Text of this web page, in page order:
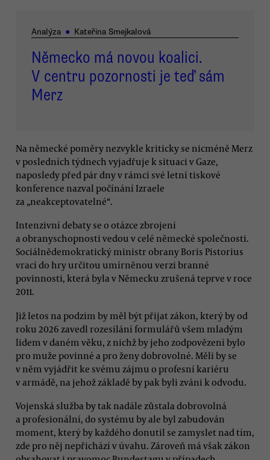
Analýza ● Kateřina Smejkalová
Německo má novou koalici.
V centru pozornosti je teď sám
Merz
Na německé poměry nezvykle kriticky se nicméně Merz
v posledních týdnech vyjadřuje k situaci v Gaze,
naposledy před pár dny v rámci své letní tiskové
konference nazval počínání Izraele
za „neakceptovatelné“.
Intenzivní debaty se o otázce zbrojení
a obranyschopnosti vedou v celé německé společnosti.
Sociálnědemokratický ministr obrany Boris Pistorius
vrací do hry určitou umírněnou verzi branné
povinnosti, která byla v Německu zrušená teprve v roce
2011.
Již letos na podzim by měl být přijat zákon, který by od
roku 2026 zavedl rozesílání formulářů všem mladým
lidem v daném věku, z nichž by jeho zodpovězení bylo
pro muže povinné a pro ženy dobrovolné. Měli by se
v něm vyjádřit ke svému zájmu o profesní kariéru
v armádě, na jehož základě by pak byli zváni k odvodu.
Vojenská služba by tak nadále zůstala dobrovolná
a profesionální, do systému by ale byl zabudován
moment, který by každého donutil se zamyslet nad tím,
zde pro něj nepřichází v úvahu. Zároveň má však zákon